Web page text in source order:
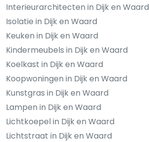
Interieurarchitecten in Dijk en Waard
Isolatie in Dijk en Waard
Keuken in Dijk en Waard
Kindermeubels in Dijk en Waard
Koelkast in Dijk en Waard
Koopwoningen in Dijk en Waard
Kunstgras in Dijk en Waard
Lampen in Dijk en Waard
Lichtkoepel in Dijk en Waard
Lichtstraat in Dijk en Waard